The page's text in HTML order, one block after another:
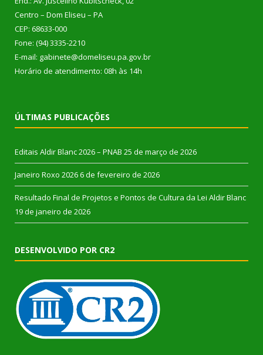
Centro – Dom Eliseu – PA
CEP: 68633-000
Fone: (94) 3335-2210
E-mail: gabinete@domeliseu.pa.gov.br
Horário de atendimento: 08h às 14h
ÚLTIMAS PUBLICAÇÕES
Editais Aldir Blanc 2026 – PNAB 25 de março de 2026
Janeiro Roxo 2026 6 de fevereiro de 2026
Resultado Final de Projetos e Pontos de Cultura da Lei Aldir Blanc
19 de janeiro de 2026
DESENVOLVIDO POR CR2